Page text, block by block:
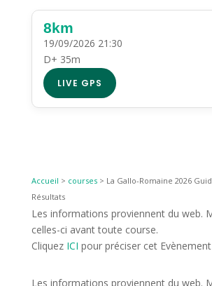
8km
19/09/2026 21:30
D+ 35m
LIVE GPS
Accueil > courses> La Gallo-Romaine 2026
Résultats
Les informations proviennent du web.
celles-ci avant toute course.
Cliquez ICI pour préciser cet Evènement
Les informations proviennent du web.